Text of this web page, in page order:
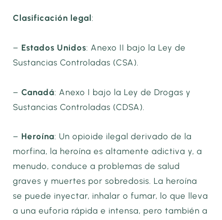
Clasificación legal:
– Estados Unidos: Anexo II bajo la Ley de
Sustancias Controladas (CSA).
–Canadá: Anexo I bajo la Ley de Drogas y
Sustancias Controladas (CDSA).
– Heroína: Un opioide ilegal derivado de la
morfina, la heroína es altamente adictiva y, a
menudo, conduce a problemas de salud
graves y muertes por sobredosis. La heroína
se puede inyectar, inhalar o fumar, lo que lleva
a una euforia rápida e intensa, pero también a